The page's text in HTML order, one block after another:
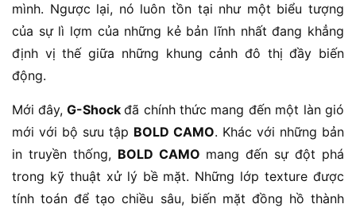
mình. Ngược lại, nó luôn tồn tại như một biểu tượng
của sự lì lợm của những kẻ bản lĩnh nhất đang khẳng
định vị thế giữa những khung cảnh đô thị đầy biến
động.
Mới đây, G-Shockđã chính thức mang đến một làn gió
mới với bộ sưu tập BOLD CAMO. Khác với những bản
in truyền thống, BOLD CAMO mang đến sự đột phá
trong kỹ thuật xử lý bề mặt. Những lớp texture được
tính toán để tạo chiều sâu, biến mặt đồng hồ thành